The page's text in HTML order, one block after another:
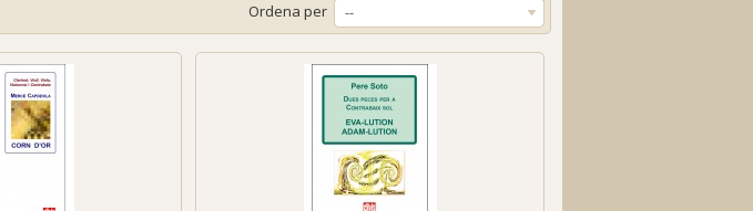
Ordena per --